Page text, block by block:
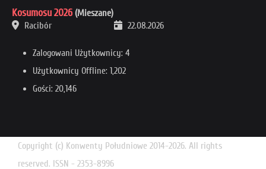
Kosumosu 2026 (Mieszane)
Racibór
22.08.2026
Zalogowani Użytkownicy: 4
Użytkownicy Offline: 1,202
Gości: 20,146
Copyright (c) Konwenty Południowe 2014-2026. All rights
reserved. ISSN - 2353-8996